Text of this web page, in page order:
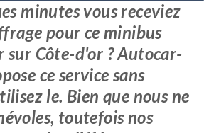
minutes vous receviez
pour ce minibus
sur Côte-d'or ? Autocar-
ce service sans
le. Bien que nous ne
toutefois nos